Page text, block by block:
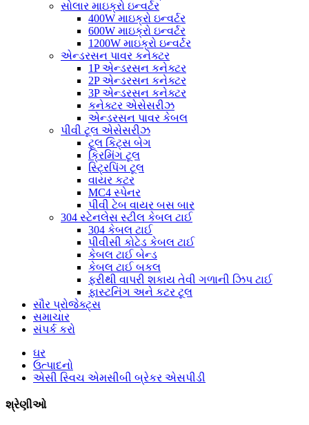
સોલાર માઇક્રો ઇન્વર્ટર
400W માઇક્રો ઇન્વર્ટર
600W માઇક્રો ઇન્વર્ટર
1200W માઇક્રો ઇન્વર્ટર
એન્ડરસન પાવર કનેક્ટર
1P એન્ડરસન કનેક્ટર
2P એન્ડરસન કનેક્ટર
3P એન્ડરસન કનેક્ટર
કનેક્ટર એસેસરીઝ
એન્ડરસન પાવર કેબલ
પીવી ટૂલ એસેસરીઝ
ટૂલ કિટ્સ બેગ
ક્રિમિંગ ટૂલ
સ્ટ્રિપિંગ ટૂલ
વાયર કટર
MC4 સ્પેનર
પીવી ટેબ વાયર બસ બાર
304 સ્ટેનલેસ સ્ટીલ કેબલ ટાઈ
304 કેબલ ટાઈ
પીવીસી કોટેડ કેબલ ટાઈ
કેબલ ટાઈ બેન્ડ
કેબલ ટાઈ બકલ
ફરીથી વાપરી શકાય તેવી ગળાની ઝિપ ટાઈ
ફાસ્ટનિંગ અને કટર ટૂલ
સૌર પ્રોજેક્ટ્સ
સમાચાર
સંપર્ક કરો
ઘર
ઉત્પાદનો
એસી સ્વિચ એમસીબી બ્રેકર એસપીડી
શ્રેણીઓ